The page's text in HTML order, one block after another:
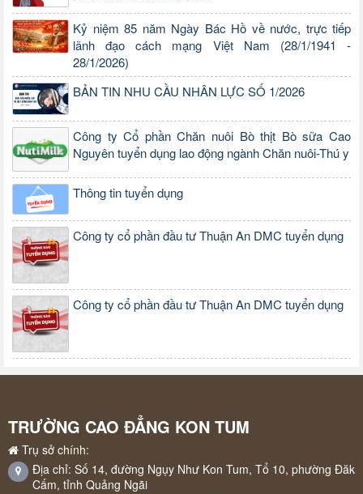
Kỷ niệm 85 năm Ngày Bác Hồ về nước, trực tiếp
lãnh đạo cách mạng Việt Nam (28/1/1941 -
28/1/2026)
BẢN TIN NHU CẦU NHÂN LỰC SỐ 1/2026
Công ty Cổ phần Chăn nuôi Bò thịt Bò sữa Cao
Nguyên tuyển dụng lao động ngành Chăn nuôi-Thú y
Thông tin tuyển dụng
Công ty cổ phần đầu tư Thuận An DMC tuyển dụng
Công ty cổ phần đầu tư Thuận An DMC tuyển dụng
TRƯỜNG CAO ĐẲNG KON TUM
Trụ sở chính:
Địa chỉ: Số 14, đường Ngụy Như Kon Tum, Tổ 10, phường Đăk
Cấm, tỉnh Quảng Ngãi